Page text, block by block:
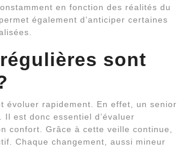
en fonction des réalités du
également d’anticiper certaines
sont
évoluer rapidement. En effet, un senior
est donc essentiel d’évaluer
confort. Grâce à cette veille continue,
Chaque changement, aussi mineur